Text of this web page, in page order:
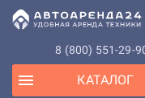
8 (800) 551-29-
КАТАЛОГ